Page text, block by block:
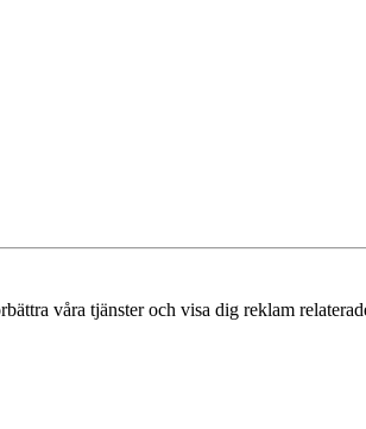
våra tjänster och visa dig reklam